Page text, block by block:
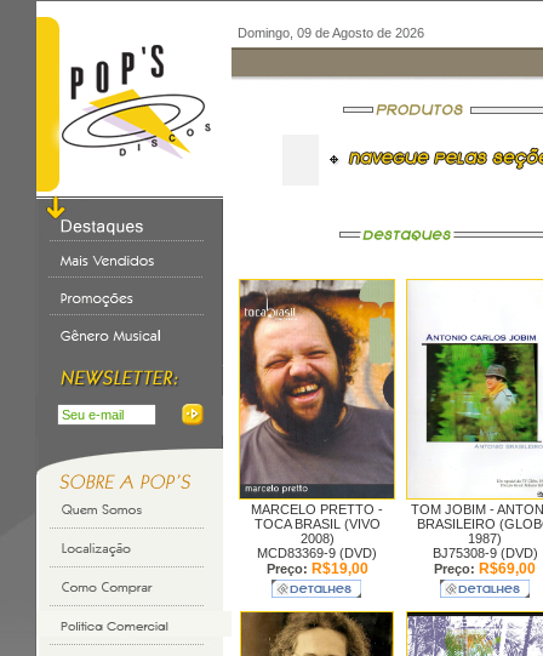
Domingo, 09 de Agosto de 2026
MARCELO PRETTO -
TOCA BRASIL (VIVO
2008)
MCD83369-9 (DVD)
Preço: R$19,00
TOM JOBIM -
BRASILEIRO
1987)
BJ75308-9 (DVD)
Preço: R$69,00